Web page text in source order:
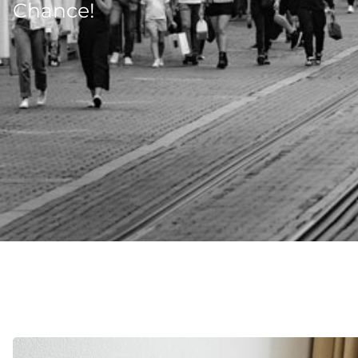
Chance!